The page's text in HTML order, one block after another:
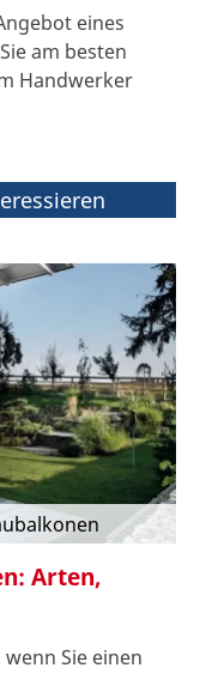
eines
am besten
Handwerker
Arten,
Sie einen